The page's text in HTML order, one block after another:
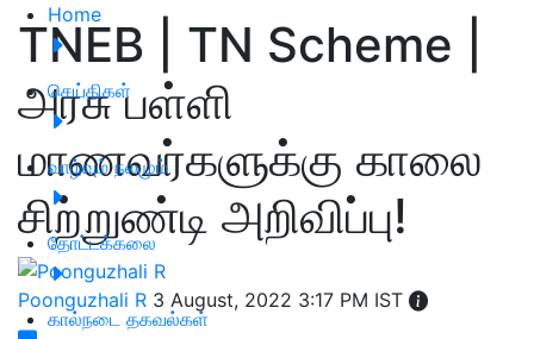
Home
செய்திகள்
வாழ்வும் நலமும்
தோட்டக்கலை
கால்நடை தகவல்கள்
TNEB | TN Scheme |
அரசு பள்ளி
மாணவர்களுக்கு காலை
சிற்றுண்டி அறிவிப்பு!
Poonguzhali R 3 August, 2022 3:17 PM IST